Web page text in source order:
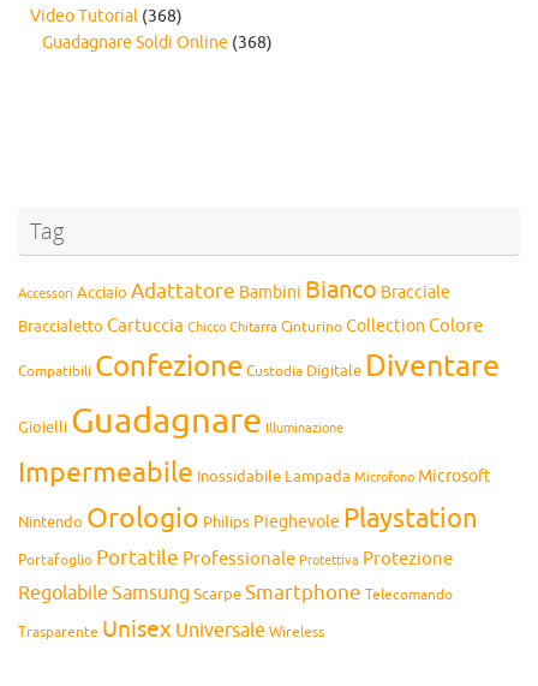
Video Tutorial (368)
Guadagnare Soldi Online (368)
Tag
Accessori Acciaio Adattatore Bambini Bianco Bracciale
Braccialetto Cartuccia Chicco Chitarra Cinturino Collection Colore
Compatibili Confezione Custodia Digitale Diventare
Gioielli Guadagnare Illuminazione
Impermeabile Inossidabile Lampada Microfono Microsoft
Nintendo Orologio Philips Pieghevole Playstation
Portafoglio Portatile Professionale Protettiva Protezione
Regolabile Samsung ScarpeSmartphone Telecomando
Trasparente Unisex Universale Wireless